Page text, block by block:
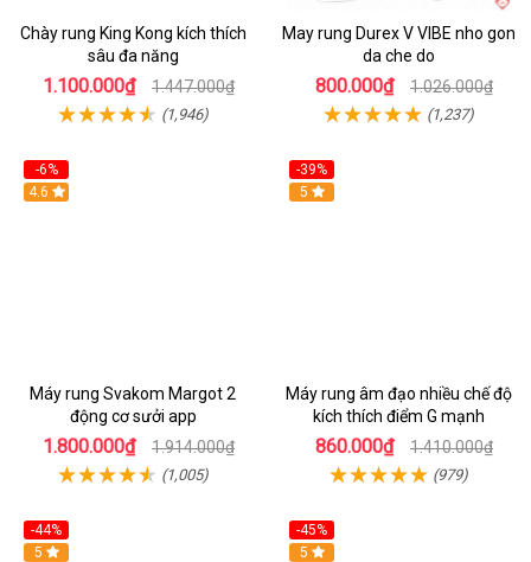
Chày rung King Kong kích thích
sâu đa năng
1.100.000₫ 1.447.000₫
(1,946)
May rung Durex V VIBE nho gon
da che do
800.000₫ 1.026.000₫
(1,237)
-6%
4.6
Máy rung Svakom Margot 2
động cơ sưởi app
1.800.000₫ 1.914.000₫
(1,005)
-39%
Hot
5
Máy rung âm đạo nhiều chế độ
kích thích điểm G mạnh
860.000₫ 1.410.000₫
(979)
-44%
Hot
5
-45%
Hot
5